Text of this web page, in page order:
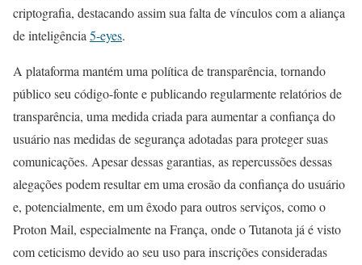
criptografia, destacando assim sua falta de vínculos com a aliança
de inteligência5-eyes.
A plataforma mantém uma política de transparência, tornando
público seu código-fonte e publicando regularmente relatórios de
transparência, uma medida criada para aumentar a confiança do
usuário nas medidas de segurança adotadas para proteger suas
comunicações. Apesar dessas garantias, as repercussões dessas
alegações podem resultar em uma erosão da confiança do usuário
e, potencialmente, em um êxodo para outros serviços, como o
Proton Mail, especialmente na França, onde o Tutanota já é visto
com ceticismo devido ao seu uso para inscrições consideradas